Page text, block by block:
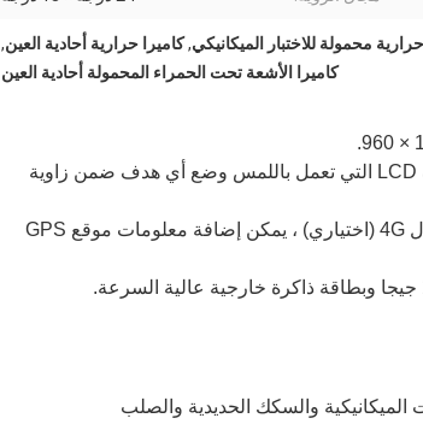
محمولة للاختبار الميكانيكي,كاميرا حرارية أحادية العين,
كاميرا الأشعة تحت الحمراء المحمولة أحادية العين
.
يمكن لشاشة LCD التي تعمل باللمس وضع أي هدف ضمن زاوية
اتصال 4G (اختياري) ، يمكن إضافة معلومات موقع GPS
.
الميكانيكية والسكك الحديدية والصلب